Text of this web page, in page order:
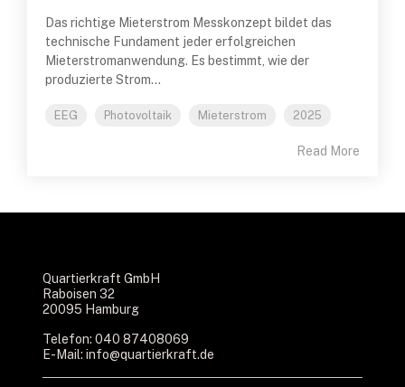
Das richtige Mieterstrom Messkonzept bildet das
technische Fundament jeder erfolgreichen
Mieterstromanwendung. Es bestimmt, wie der
produzierte Strom...
EEG Photovoltaik Mieterstrom 2025
Read More
Quartierkraft GmbH
Raboisen 32
20095 Hamburg
Telefon: 040 87408069
E-Mail: info@quartierkraft.de